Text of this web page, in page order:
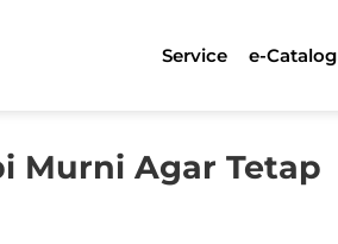
Service e-Catalog
Murni Agar Tetap